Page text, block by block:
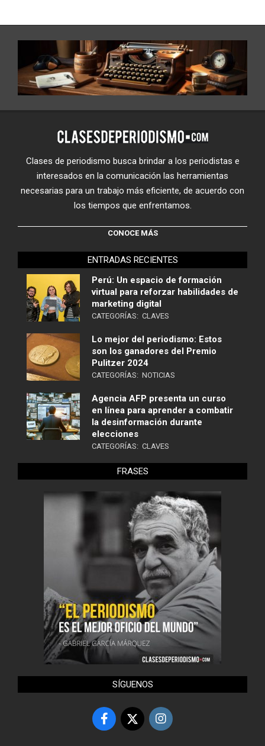
Clases de periodismo busca brindar a los periodistas e
interesados en la comunicación las herramientas
necesarias para un trabajo más eficiente, de acuerdo con
los tiempos que enfrentamos.
CONOCE MÁS
ENTRADAS RECIENTES
Perú: Un espacio de formación
virtual para reforzar habilidades de
marketing digital
CATEGORÍAS: CLAVES
Lo mejor del periodismo: Estos
son los ganadores del Premio
Pulitzer 2024
CATEGORÍAS: NOTICIAS
Agencia AFP presenta un curso
en línea para aprender a combatir
la desinformación durante
elecciones
CATEGORÍAS: CLAVES
FRASES
SÍGUENOS